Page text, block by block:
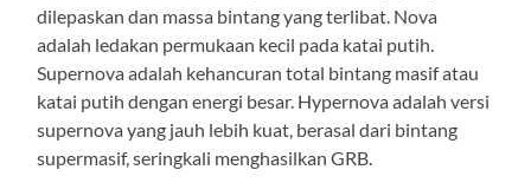
dilepaskan dan massa bintang yang terlibat. Nova
adalah ledakan permukaan kecil pada katai putih.
Supernova adalah kehancuran total bintang masif atau
katai putih dengan energi besar. Hypernova adalah versi
supernova yang jauh lebih kuat, berasal dari bintang
supermasif, seringkali menghasilkan GRB.